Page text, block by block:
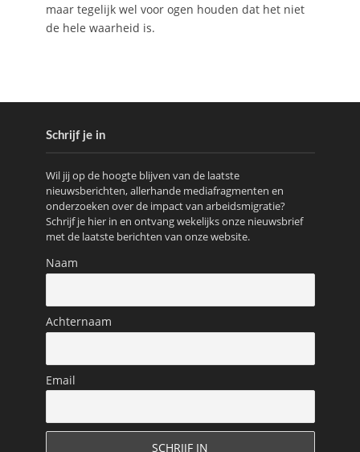
maar tegelijk wel voor ogen houden dat het niet
de hele waarheid is.
Schrijf je in
Wil jij op de hoogte blijven van de laatste
nieuwsberichten, allerhande mediafragmenten en
onderzoeken over de impact van arbeidsmigratie?
Schrijf je hier in en ontvang wekelijks onze nieuwsbrief
met de laatste berichten van onze website.
Naam
Achternaam
Email